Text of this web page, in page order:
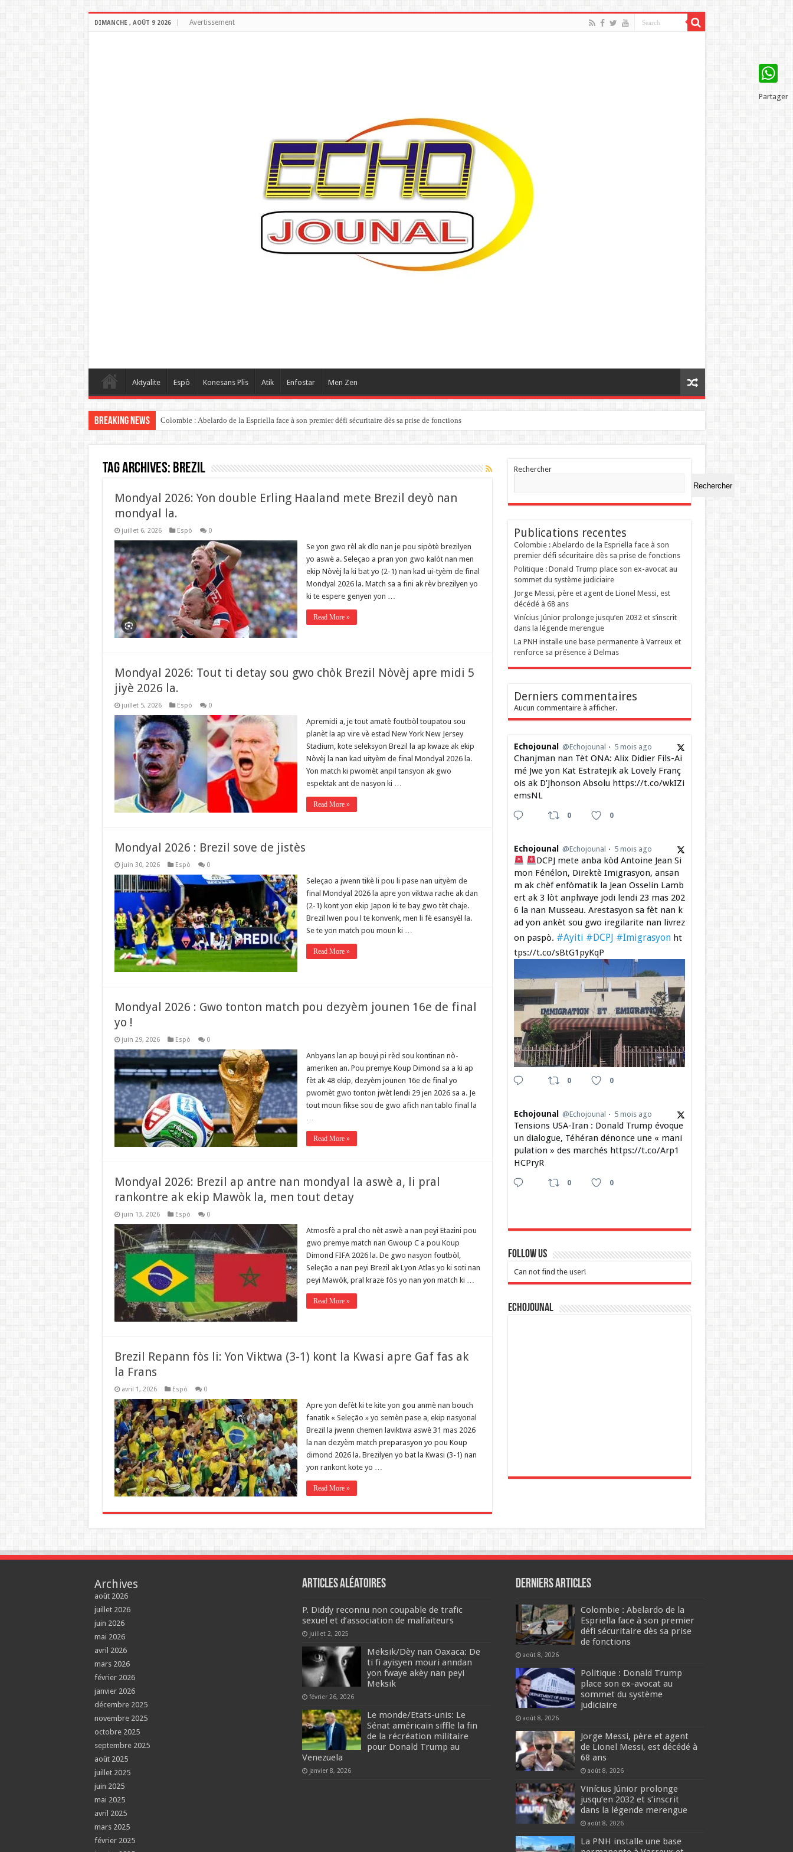
DIMANCHE , AOÛT 9 2026 Avertissement
Aktyalite Espò Konesans Plis Atik Enfostar Men Zen
Breaking News Colombie : Abelardo de la Espriella face à son premier défi sécuritaire dès sa prise de fonctions
Tag Archives: Brezil
Mondyal 2026: Yon double Erling Haaland mete Brezil deyò nan
mondyal la.
juillet 6, 2026 Espò 0
Se yon gwo rèl ak dlo nan je pou sipòtè brezilyen
yo aswè a. Seleçao a pran yon gwo kalòt nan men
ekip Nòvèj la ki bat yo (2-1) nan kad ui-tyèm de final
Mondyal 2026 la. Match sa a fini ak rèv brezilyen yo
ki te espere genyen yon …
Read More »
Mondyal 2026: Tout ti detay sou gwo chòk Brezil Nòvèj apre midi 5
jiyè 2026 la.
juillet 5, 2026 Espò 0
Apremidi a, je tout amatè foutbòl toupatou sou
planèt la ap vire vè estad New York New Jersey
Stadium, kote seleksyon Brezil la ap kwaze ak ekip
Nòvèj la nan kad uityèm de final Mondyal 2026 la.
Yon match ki pwomèt anpil tansyon ak gwo
espektak ant de nasyon ki …
Read More »
Mondyal 2026 : Brezil sove de jistès
juin 30, 2026 Espò 0
Seleçao a jwenn tikè li pou li pase nan uityèm de
final Mondyal 2026 la apre yon viktwa rache ak dan
(2-1) kont yon ekip Japon ki te bay gwo tèt chaje.
Brezil lwen pou l te konvenk, men li fè esansyèl la.
Se te yon match pou moun ki …
Read More »
Mondyal 2026 : Gwo tonton match pou dezyèm jounen 16e de final
yo !
juin 29, 2026 Espò 0
Anbyans lan ap bouyi pi rèd sou kontinan nò-
ameriken an. Pou premye Koup Dimond sa a ki ap
fèt ak 48 ekip, dezyèm jounen 16e de final yo
pwomèt gwo tonton jwèt lendi 29 jen 2026 sa a. Je
tout moun fikse sou de gwo afich nan tablo final la
…
Read More »
Mondyal 2026: Brezil ap antre nan mondyal la aswè a, li pral
rankontre ak ekip Mawòk la, men tout detay
juin 13, 2026 Espò 0
Atmosfè a pral cho nèt aswè a nan peyi Etazini pou
gwo premye match nan Gwoup C a pou Koup
Dimond FIFA 2026 la. De gwo nasyon foutbòl,
Seleção a nan peyi Brezil ak Lyon Atlas yo ki soti nan
peyi Mawòk, pral kraze fòs yo nan yon match ki …
Read More »
‎Brezil Repann fòs li: Yon Viktwa (3-1) kont la Kwasi apre Gaf fas ak
la Frans
avril 1, 2026 Espò 0
Apre yon defèt ki te kite yon gou anmè nan bouch
fanatik « Seleção » yo semèn pase a, ekip nasyonal
Brezil la jwenn chemen laviktwa aswè 31 mas 2026
la nan dezyèm match preparasyon yo pou Koup
dimond 2026 la. Brezilyen yo bat la Kwasi (3-1) nan
yon rankont kote yo …
Read More »
Rechercher
Rechercher
Publications recentes
Colombie : Abelardo de la Espriella face à son
premier défi sécuritaire dès sa prise de fonctions
Politique : Donald Trump place son ex-avocat au
sommet du système judiciaire
Jorge Messi, père et agent de Lionel Messi, est
décédé à 68 ans
Vinícius Júnior prolonge jusqu’en 2032 et s’inscrit
dans la légende merengue
La PNH installe une base permanente à Varreux et
renforce sa présence à Delmas
Derniers commentaires
Aucun commentaire à afficher.
Echojounal @Echojounal 5 mois ago
Chanjman nan Tèt ONA: Alix Didier Fils-Ai
mé Jwe yon Kat Estratejik ak Lovely Franç
ois ak D’Jhonson Absolu https://t.co/wkIZi
emsNL
0 0
Echojounal @Echojounal 5 mois ago
DCPJ mete anba kòd Antoine Jean Si
mon Fénélon, Direktè Imigrasyon, ansan
m ak chèf enfòmatik la Jean Osselin Lamb
ert ak 3 lòt anplwaye jodi lendi 23 mas 202
6 la nan Musseau. Arestasyon sa fèt nan k
ad yon ankèt sou gwo iregilarite nan livrez
on paspò. #Ayiti #DCPJ #Imigrasyonht
tps://t.co/sBtG1pyKqP
0 0
Echojounal @Echojounal 5 mois ago
Tensions USA-Iran : Donald Trump évoque
un dialogue, Téhéran dénonce une « mani
pulation » des marchés https://t.co/Arp1
HCPryR
0 0
Follow Us
Can not find the user!
Echojounal
Archives
août 2026
juillet 2026
juin 2026
mai 2026
avril 2026
mars 2026
février 2026
janvier 2026
décembre 2025
novembre 2025
octobre 2025
septembre 2025
août 2025
juillet 2025
juin 2025
mai 2025
avril 2025
mars 2025
février 2025
Articles aléatoires
P. Diddy reconnu non coupable de trafic
sexuel et d’association de malfaiteurs
juillet 2, 2025
‎Meksik/Dèy nan Oaxaca: De
ti fi ayisyen mouri anndan
yon fwaye akèy nan peyi
Meksik
février 26, 2026
Le monde/Etats-unis: Le
Sénat américain siffle la fin
de la récréation militaire
pour Donald Trump au
Venezuela
janvier 8, 2026
Derniers articles
Colombie : Abelardo de la
Espriella face à son premier
défi sécuritaire dès sa prise
de fonctions
août 8, 2026
Politique : Donald Trump
place son ex-avocat au
sommet du système
judiciaire
août 8, 2026
Jorge Messi, père et agent
de Lionel Messi, est décédé à
68 ans
août 8, 2026
Vinícius Júnior prolonge
jusqu’en 2032 et s’inscrit
dans la légende merengue
août 8, 2026
La PNH installe une base
WhatsApp
Partager